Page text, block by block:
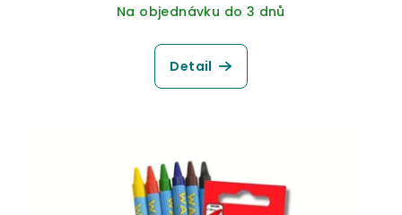
Na objednávku do 3 dnů
Detail